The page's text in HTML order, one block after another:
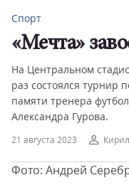
21 августа 2023
Спорт
«Мечта»
На Центральном
раз состоялся турнир
памяти тренера
Александра Гурова.
Фото: Андрей